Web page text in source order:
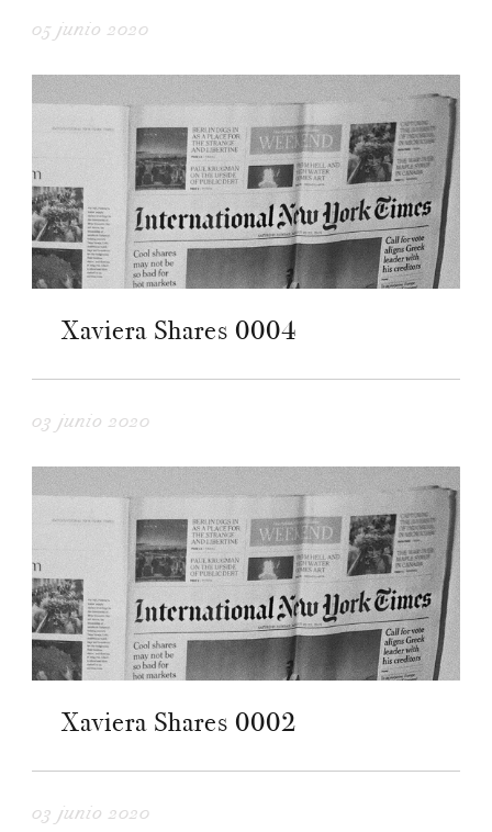
05 junio 2020
Xaviera Shares 0004
03 junio 2020
Xaviera Shares 0002
03 junio 2020